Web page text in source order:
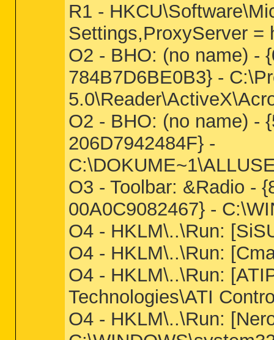
R1 -
Settings,ProxyServer =
O2 - BHO: (no name) -
784B7D6BE0B3} -
O2 - BHO: (no name) -
206D7942484F} -
O3 - Toolbar: &Radio -
00A0C9082467} -
O4 - HKLM\..\Run:
O4 - HKLM\..\Run:
O4 - HKLM\..\Run:
Technologies\ATI
O4 - HKLM\..\Run: